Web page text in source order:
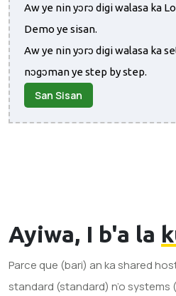
Aw ye nin yɔrɔ digi walasa ka
Demo ye sisan.
Aw ye nin yɔrɔ digi walasa ka
nɔgɔman ye step by step.
San Sisan
Ayiwa, I b'a la
Parce que (bari) an ka shared
standard (standard) n’o systems